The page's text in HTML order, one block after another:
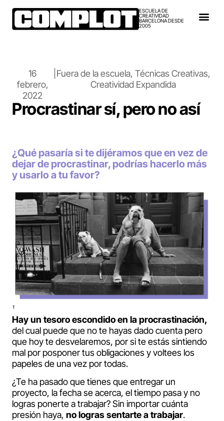
ESCUELA DE
CREATIVIDAD
BARCELONA DESDE
2005
16
febrero,
2022
Fuera de la escuela, Técnicas Creativas,
Creatividad Expandida
Procrastinar sí, pero no así
¿Qué pasaría si te dijéramos que en vez de
dejar de procrastinar, podrías hacerlo más
y usarlo a tu favor?
¹
Hay un tesoro escondido en la procrastinación,
del cual puede que no te hayas dado cuenta pero
que hoy te desvelaremos, por si te estás sintiendo
mal por posponer tus obligaciones y voltees los
papeles de una vez por todas.
¿Te ha pasado que tienes que entregar un
proyecto, la fecha se acerca, el tiempo pasa y no
logras ponerte a trabajar? Sin importar cuánta
presión haya, no logras sentarte a trabajar.